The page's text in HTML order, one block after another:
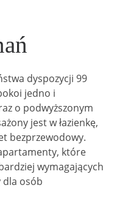
dyspozycji 99
jedno i
o podwyższonym
jest w łazienkę,
bezprzewodowy.
które
wymagających
dla osób